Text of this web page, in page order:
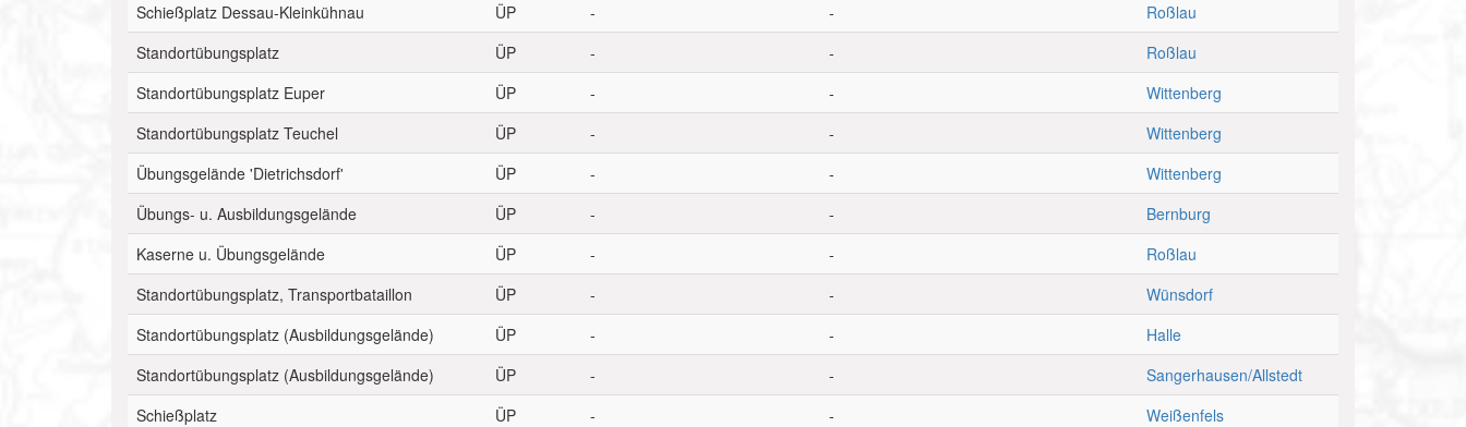
Schießplatz Dessau-Kleinkühnau
ÜP - -
Roßlau
Standortübungsplatz
ÜP - -
Roßlau
Standortübungsplatz Euper
ÜP - -
Wittenberg
Standortübungsplatz Teuchel
ÜP - -
Wittenberg
Übungsgelände 'Dietrichsdorf'
ÜP - -
Wittenberg
Übungs- u. Ausbildungsgelände
ÜP - -
Bernburg
Kaserne u. Übungsgelände
ÜP - -
Roßlau
Standortübungsplatz, Transportbataillon
ÜP - -
Wünsdorf
Standortübungsplatz (Ausbildungsgelände)
ÜP - -
Halle
Standortübungsplatz (Ausbildungsgelände)
ÜP - -
Sangerhausen/Allstedt
Schießplatz
ÜP - -
Weißenfels